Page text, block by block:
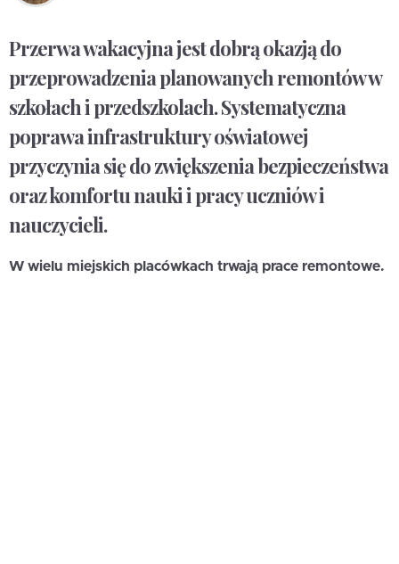
Przerwa wakacyjna jest dobrą okazją do
przeprowadzenia planowanych remontów w
szkołach i przedszkolach. Systematyczna
poprawa infrastruktury oświatowej
przyczynia się do zwiększenia bezpieczeństwa
oraz komfortu nauki i pracy uczniów i
nauczycieli.
W wielu miejskich placówkach trwają prace remontowe.